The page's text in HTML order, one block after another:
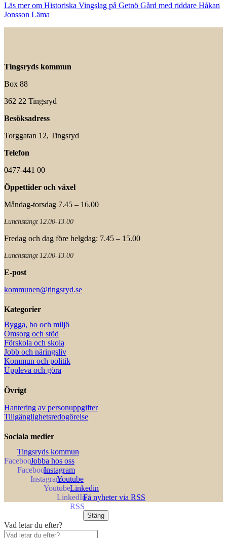
Läs mer om Historiska Vingslag på Getnö Gård med riddare Håkan
Jonsson Läma
Tingsryds kommun
Box 88
362 22 Tingsryd
Besöksadress
Torggatan 12, Tingsryd
Telefon
0477-441 00
Öppettider och växel
Måndag-torsdag 7.45 – 16.00
Lunchstängt 12.00-13.00
Fredag och dag före helgdag: 7.45 – 15.00
Lunchstängt 12.00-13.00
E-post
kommunen@tingsryd.se
Kategorier
Bygga, bo och miljö
Omsorg och stöd
Förskola och skola
Jobb och näringsliv
Kommun och politik
Uppleva och göra
Övrigt
Hantering av personuppgifter
Tillgänglighetsredogörelse
Sociala medier
Tingsryds kommun
Jobba hos oss
Instagram
Youtube
Linkedin
Få nyheter via RSS
Stäng
Vad letar du efter?